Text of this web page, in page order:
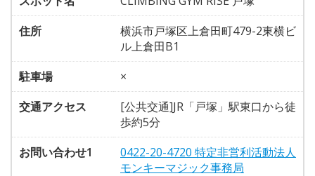
住所
横浜市戸塚区上倉田町479-2東横ビ
ル上倉田B1
駐車場
×
交通アクセス
[公共交通]JR「戸塚」駅東口から徒
歩約5分
お問い合わせ1
0422-20-4720 特定非営利活動法人
モンキーマジック事務局